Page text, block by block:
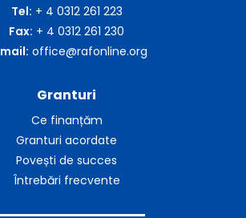
Granturi
Ce finanțăm
Granturi acordate
Povești de succes
Întrebări frecvente
Tel: + 4 0312 261 223
Fax: + 4 0312 261 230
office@rafonline.org